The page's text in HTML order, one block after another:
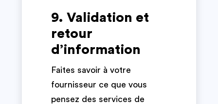
9. Validation et
retour
d’information
Faites savoir à votre
fournisseur ce que vous
pensez des services de